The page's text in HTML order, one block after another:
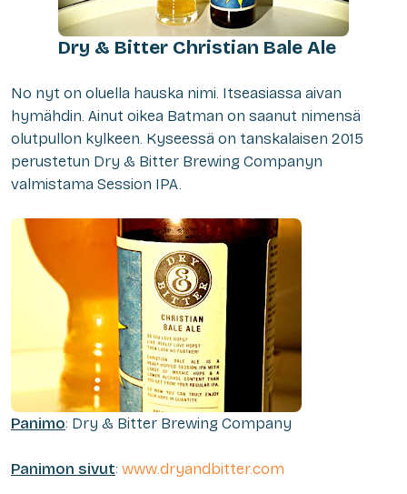
Dry & Bitter Christian Bale Ale
No nyt on oluella hauska nimi. Itseasiassa aivan
hymähdin. Ainut oikea Batman on saanut nimensä
olutpullon kylkeen. Kyseessä on tanskalaisen 2015
perustetun Dry & Bitter Brewing Companyn
valmistama Session IPA.
Panimo: Dry & Bitter Brewing Company
Panimon sivut: www.dryandbitter.com